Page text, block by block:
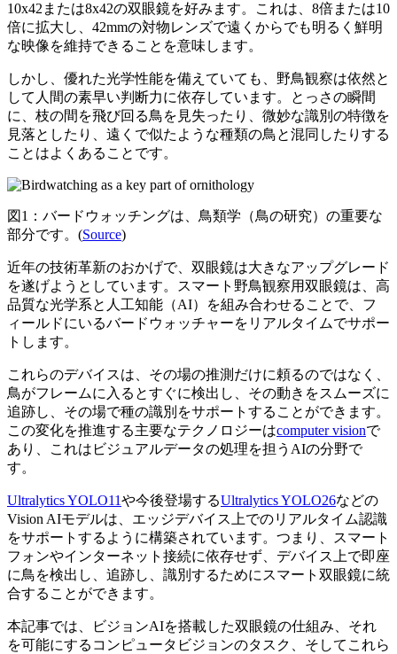
10x42または8x42の双眼鏡を好みます。これは、8倍または10
倍に拡大し、42mmの対物レンズで遠くからでも明るく鮮明
な映像を維持できることを意味します。
しかし、優れた光学性能を備えていても、野鳥観察は依然と
して人間の素早い判断力に依存しています。とっさの瞬間
に、枝の間を飛び回る鳥を見失ったり、微妙な識別の特徴を
見落としたり、遠くで似たような種類の鳥と混同したりする
ことはよくあることです。
図1：バードウォッチングは、鳥類学（鳥の研究）の重要な
部分です。(Source)
近年の技術革新のおかげで、双眼鏡は大きなアップグレード
を遂げようとしています。スマート野鳥観察用双眼鏡は、高
品質な光学系と人工知能（AI）を組み合わせることで、フ
ィールドにいるバードウォッチャーをリアルタイムでサポー
トします。
これらのデバイスは、その場の推測だけに頼るのではなく、
鳥がフレームに入るとすぐに検出し、その動きをスムーズに
追跡し、その場で種の識別をサポートすることができます。
この変化を推進する主要なテクノロジーはcomputer visionで
あり、これはビジュアルデータの処理を担うAIの分野で
す。
Ultralytics YOLO11や今後登場するUltralytics YOLO26などの
Vision AIモデルは、エッジデバイス上でのリアルタイム認識
をサポートするように構築されています。つまり、スマート
フォンやインターネット接続に依存せず、デバイス上で即座
に鳥を検出し、追跡し、識別するためにスマート双眼鏡に統
合することができます。
本記事では、ビジョンAIを搭載した双眼鏡の仕組み、それ
を可能にするコンピュータビジョンのタスク、そしてこれら